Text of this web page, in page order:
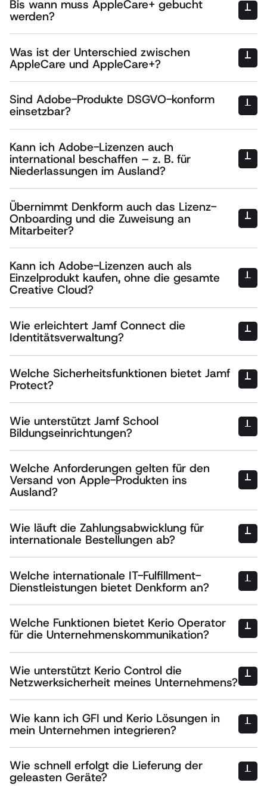
Bis wann muss AppleCare+ gebucht
werden?
Was ist der Unterschied zwischen
AppleCare und AppleCare+?
Sind Adobe-Produkte DSGVO-konform
einsetzbar?
Kann ich Adobe-Lizenzen auch
international beschaffen – z. B. für
Niederlassungen im Ausland?
Übernimmt Denkform auch das Lizenz-
Onboarding und die Zuweisung an
Mitarbeiter?
Kann ich Adobe-Lizenzen auch als
Einzelprodukt kaufen, ohne die gesamte
Creative Cloud?
Wie erleichtert Jamf Connect die
Identitätsverwaltung?
Verzicht auf Active Directory
Zentrale Zugriffsverwaltung
Welche Sicherheitsfunktionen bietet Jamf
Protect?
Malware-Schutz
Bedrohungserkennung
Compliance-Überwachung
Wie unterstützt Jamf School
Bildungseinrichtungen?
Zentrale Geräteverwaltung
Klassenraum-Management
Welche Anforderungen gelten für den
Versand von Apple-Produkten ins
Ausland?
Wie läuft die Zahlungsabwicklung für
internationale Bestellungen ab?
Welche internationale IT-Fulfillment-
Dienstleistungen bietet Denkform an?
Welche Funktionen bietet Kerio Operator
für die Unternehmenskommunikation?
Wie unterstützt Kerio Control die
Netzwerksicherheit meines Unternehmens?
Wie kann ich GFI und Kerio Lösungen in
mein Unternehmen integrieren?
Wie schnell erfolgt die Lieferung der
geleasten Geräte?